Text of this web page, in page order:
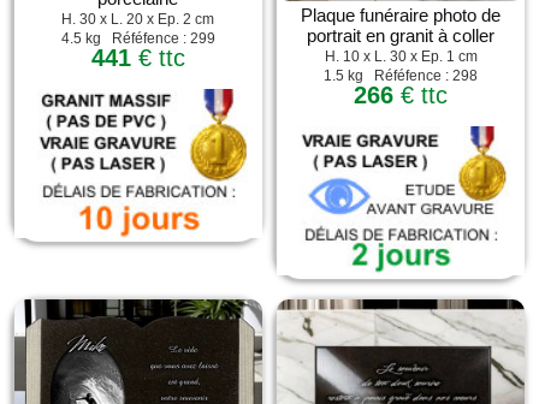
H. 30 x L. 20 x Ep. 2 cm
4.5 kg Réféfence : 299
441€ ttc
Plaque funéraire photo de
portrait en granit à coller
H. 10 x L. 30 x Ep. 1 cm
1.5 kg Réféfence : 298
266 € ttc